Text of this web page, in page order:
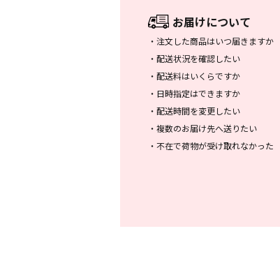
お届けについて
・ 注文した商品はいつ届きますか
・ 配送状況を確認したい
・ 配送料はいくらですか
・ 日時指定はできますか
・ 配送時間を変更したい
・ 複数のお届け先へ送りたい
・ 不在で荷物が受け取れなかった